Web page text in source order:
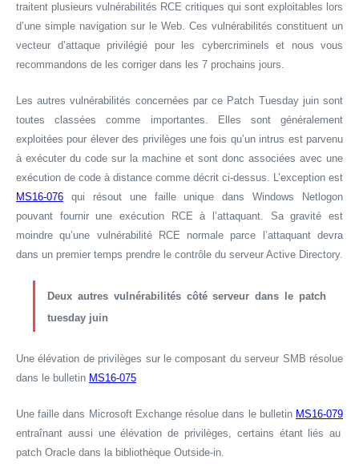
traitent plusieurs vulnérabilités RCE critiques qui sont exploitables lors
d’une simple navigation sur le Web. Ces vulnérabilités constituent un
vecteur d’attaque privilégié pour les cybercriminels et nous vous
recommandons de les corriger dans les 7 prochains jours.
Les autres vulnérabilités concernées par ce Patch Tuesday juin sont
toutes classées comme importantes. Elles sont généralement
exploitées pour élever des privilèges une fois qu’un intrus est parvenu
à exécuter du code sur la machine et sont donc associées avec une
exécution de code à distance comme décrit ci-dessus. L’exception est
MS16-076 qui résout une faille unique dans Windows Netlogon
pouvant fournir une exécution RCE à l’attaquant. Sa gravité est
moindre qu’une vulnérabilité RCE normale parce l’attaquant devra
dans un premier temps prendre le contrôle du serveur Active Directory.
Deux autres vulnérabilités côté serveur dans le patch
tuesday juin
Une élévation de privilèges sur le composant du serveur SMB résolue
dans le bulletin MS16-075
Une faille dans Microsoft Exchange résolue dans le bulletin MS16-079
entraînant aussi une élévation de privilèges, certains étant liés au
patch Oracle dans la bibliothèque Outside-in.